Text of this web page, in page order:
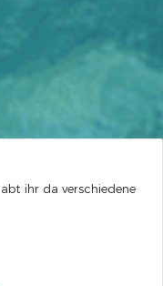
ihr da verschiedene